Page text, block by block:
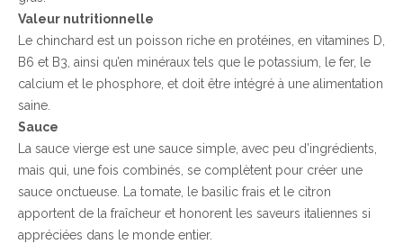
Valeur nutritionnelle
Le chinchard est un poisson riche en protéines, en vitamines D,
B6 et B3, ainsi qu’en minéraux tels que le potassium, le fer, le
calcium et le phosphore, et doit être intégré à une alimentation
saine.
Sauce
La sauce vierge est une sauce simple, avec peu d’ingrédients,
mais qui, une fois combinés, se complètent pour créer une
sauce onctueuse. La tomate, le basilic frais et le citron
apportent de la fraîcheur et honorent les saveurs italiennes si
appréciées dans le monde entier.